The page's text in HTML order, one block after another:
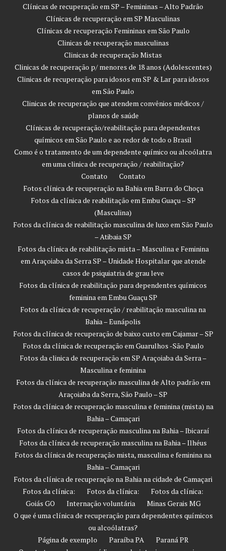
Clínicas de recuperação em SP – Femininas – Alto Padrão
Clínicas de recuperação em SP Masculinas
Clínicas de recuperação Femininas em São Paulo
Clinicas de recuperação masculinas
Clinicas de recuperação Mistas
Clinicas de recuperação p/ menores de 18 anos (Adolescentes)
Clinicas de recuperação para idosos em SP & Lar para idosos
em São Paulo
Clinicas de recuperação que atendem convênios médicos /
planos de saúde
Clínicas de recuperação/reabilitação para dependentes
químicos em São Paulo e ao redor de todo o Brasil
Como é o tratamento de um dependente químico ou alcoólatra
em uma clinica de recuperação / reabilitação?
Contato
Contato
Fotos clínica de recuperação na Bahia em Barra do Choça
Fotos da clínica de reabilitação em Embu Guaçu – SP
(Masculina)
Fotos da clínica de reabilitação masculina de luxo em São Paulo
– Atibaia SP
Fotos da clínica de reabilitação mista – Masculina e Feminina
em Araçoiaba da Serra SP – Unidade Hospitalar que atende
casos de psiquiatria de grau leve
Fotos da clínica de reabilitação para dependentes químicos
feminina em Embu Guaçu SP
Fotos da clínica de recuperação / reabilitação masculina na
Bahia – Eunápolis
Fotos da clínica de recuperação de baixo custo em Cajamar – SP
Fotos da clínica de recuperação em Guarulhos -São Paulo
Fotos da clinica de recuperação em SP Araçoiaba da Serra –
Masculina e feminina
Fotos da clínica de recuperação masculina de Alto padrão em
Araçoiaba da Serra, São Paulo – SP
Fotos da clínica de recuperação masculina e feminina (mista) na
Bahia – Camaçari
Fotos da clínica de recuperação masculina na Bahia – Ibicaraí
Fotos da clínica de recuperação masculina na Bahia – Ilhéus
Fotos da clínica de recuperação mista, masculina e feminina na
Bahia – Camaçari
Fotos da clínica de recuperação na Bahia na cidade de Camaçari
Fotos da clínica:
Fotos da clínica:
Fotos da clínica:
Goiás GO
Internação voluntária
Minas Gerais MG
O que é uma clínica de recuperação para dependentes químicos
ou alcoólatras?
Página de exemplo
Paraíba PA
Paraná PR